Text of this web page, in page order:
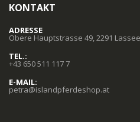
KONTAKT
ADRESSE
Obere Hauptstrasse 49, 2291 Lassee
TEL.:
+43 650 511 117 7
E-MAIL:
petra@islandpferdeshop.at